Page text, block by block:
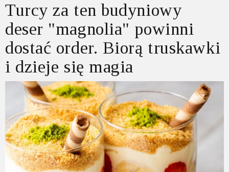
Turcy za ten budyniowy
deser "magnolia" powinni
dostać order. Biorą truskawki
i dzieje się magia